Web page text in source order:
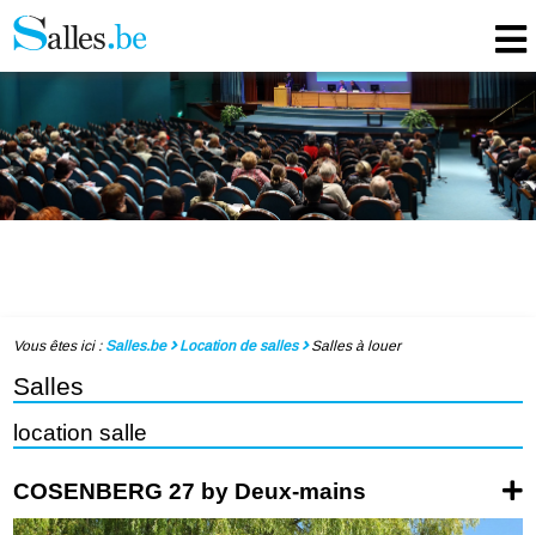
Vous êtes ici : Salles.be Location de salles Salles à louer
Salles
location salle
COSENBERG 27 by Deux-mains